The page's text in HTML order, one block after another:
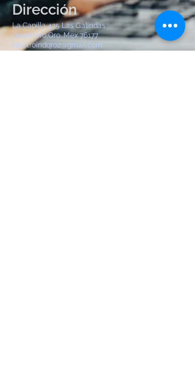
Dirección
La Capilla 435 Las Galindas
Querétaro,Qro. Mex 76177
electroindqro2@gmail.com